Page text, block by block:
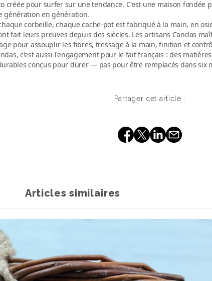
créée pour surfer sur une tendance. C'est une maison fondée
génération en génération.
corbeille, chaque cache-pot estfabriqué à la main, en
fait leurs preuves depuis des siècles. Les artisans Candas
pour assouplir les fibres, tressage à la main, finition et
c'est aussi l'engagement pour le fait français : des
conçus pour durer — pas pour être remplacés dans six
Partager cet article :
Articles similaires